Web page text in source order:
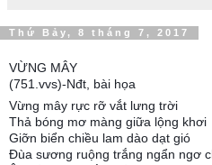
Thứ Bảy, 8 tháng 7, 2017
VỪNG MÂY
(751.vvs)-Nđt, bài họa
Vừng mây rực rỡ vắt lưng trời
Thả bóng mơ màng giữa lộng khơi
Giỡn biển chiều lam dào dạt gió
Đùa sương ruộng trắng ngẩn ngơ